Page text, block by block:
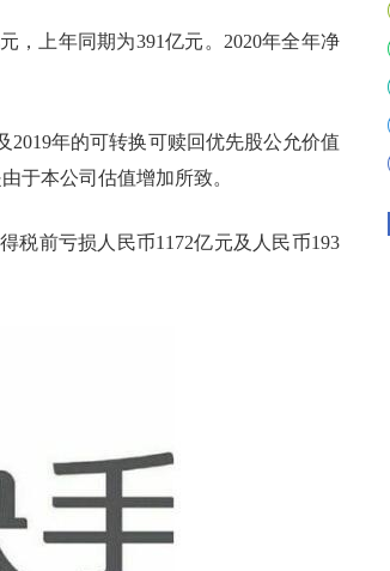
上年同期为391亿元。2020年全年净
年的可转换可赎回优先股公允价值
于本公司估值增加所致。
前亏损人民币1172亿元及人民币193